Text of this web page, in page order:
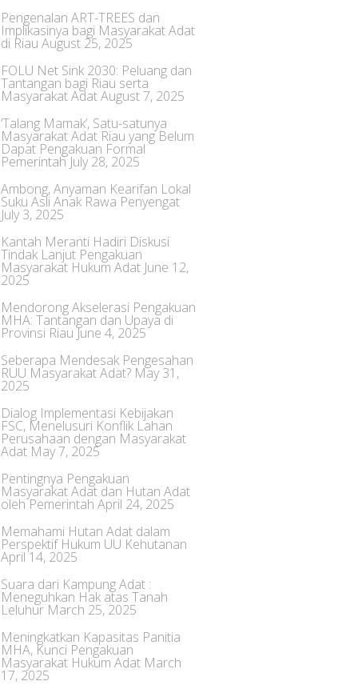
Pengenalan ART-TREES dan
Implikasinya bagi Masyarakat Adat
di Riau August 25, 2025
FOLU Net Sink 2030: Peluang dan
Tantangan bagi Riau serta
Masyarakat AdatAugust 7, 2025
‘Talang Mamak’, Satu-satunya
Masyarakat Adat Riau yang Belum
Dapat Pengakuan Formal
Pemerintah July 28, 2025
Ambong, Anyaman Kearifan Lokal
Suku Asli Anak Rawa Penyengat
July 3, 2025
Kantah Meranti Hadiri Diskusi
Tindak Lanjut Pengakuan
Masyarakat Hukum Adat June 12,
2025
Mendorong Akselerasi Pengakuan
MHA: Tantangan dan Upaya di
Provinsi Riau June 4, 2025
Seberapa Mendesak Pengesahan
RUU Masyarakat Adat? May 31,
2025
Dialog Implementasi Kebijakan
FSC, Menelusuri Konflik Lahan
Perusahaan dengan Masyarakat
Adat May 7, 2025
Pentingnya Pengakuan
Masyarakat Adat dan Hutan Adat
oleh Pemerintah April 24, 2025
Memahami Hutan Adat dalam
Perspektif Hukum UU Kehutanan
April 14, 2025
Suara dari Kampung Adat :
Meneguhkan Hak atas Tanah
Leluhur March 25, 2025
Meningkatkan Kapasitas Panitia
MHA, Kunci Pengakuan
Masyarakat Hukum Adat March
17, 2025